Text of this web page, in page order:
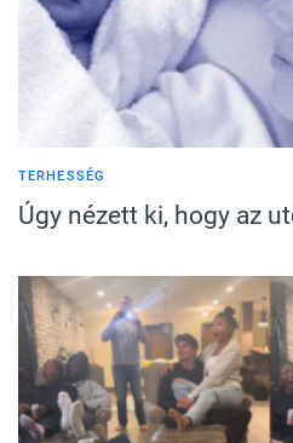
TERHESSÉG
Úgy nézett ki, hogy az